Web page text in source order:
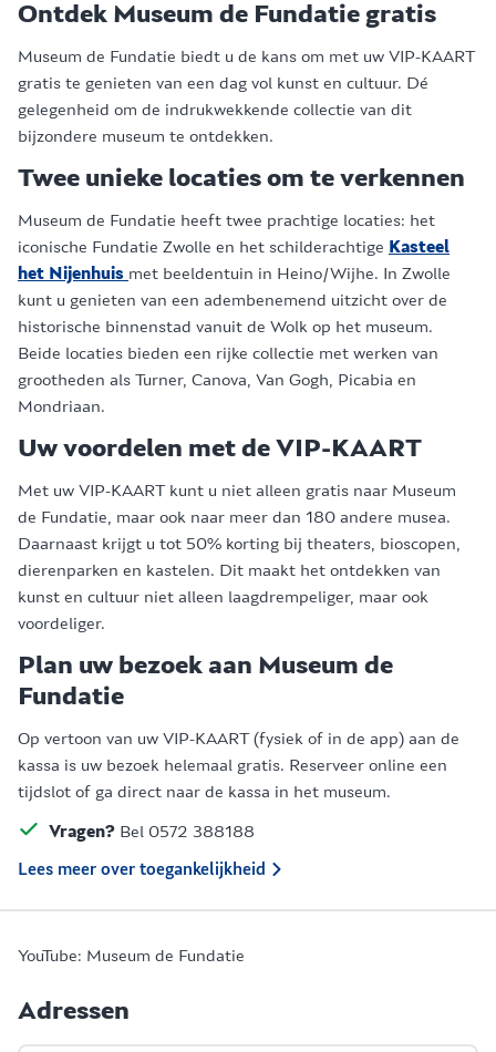
Ontdek Museum de Fundatie gratis
Museum de Fundatie biedt u de kans om met uw VIP-KAART
gratis te genieten van een dag vol kunst en cultuur. Dé
gelegenheid om de indrukwekkende collectie van dit
bijzondere museum te ontdekken.
Twee unieke locaties om te verkennen
Museum de Fundatie heeft twee prachtige locaties: het
iconische Fundatie Zwolle en het schilderachtige Kasteel
het Nijenhuis met beeldentuin in Heino/Wijhe. In Zwolle
kunt u genieten van een adembenemend uitzicht over de
historische binnenstad vanuit de Wolk op het museum.
Beide locaties bieden een rijke collectie met werken van
grootheden als Turner, Canova, Van Gogh, Picabia en
Mondriaan.
Uw voordelen met de VIP-KAART
Met uw VIP-KAART kunt u niet alleen gratis naar Museum
de Fundatie, maar ook naar meer dan 180 andere musea.
Daarnaast krijgt u tot 50% korting bij theaters, bioscopen,
dierenparken en kastelen. Dit maakt het ontdekken van
kunst en cultuur niet alleen laagdrempeliger, maar ook
voordeliger.
Plan uw bezoek aan Museum de
Fundatie
Op vertoon van uw VIP-KAART (fysiek of in de app) aan de
kassa is uw bezoek helemaal gratis. Reserveer online een
tijdslot of ga direct naar de kassa in het museum.
Vragen? Bel 0572 388188
Lees meer over toegankelijkheid
YouTube: Museum de Fundatie
Adressen